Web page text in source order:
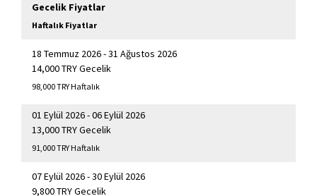
Gecelik Fiyatlar
Haftalık Fiyatlar
18 Temmuz 2026 - 31 Ağustos 2026
14,000 TRY Gecelik
98,000 TRY Haftalık
01 Eylül 2026 - 06 Eylül 2026
13,000 TRY Gecelik
91,000 TRY Haftalık
07 Eylül 2026 - 30 Eylül 2026
9,800 TRY Gecelik